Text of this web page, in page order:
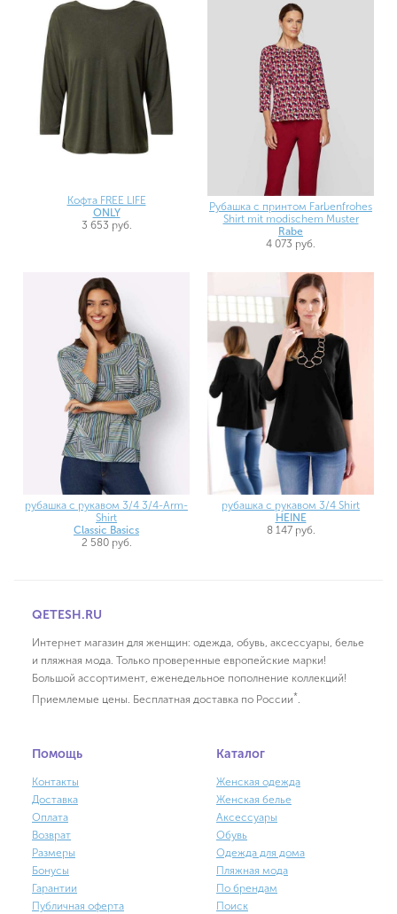
Кофта FREE LIFE
ONLY
3 653 руб.
Рубашка с принтом Farbenfrohes
Shirt mit modischem Muster
Rabe
4 073 руб.
рубашка с рукавом 3/4 3/4-Arm-
Shirt
Classic Basics
2 580 руб.
рубашка с рукавом 3/4 Shirt
HEINE
8 147 руб.
QETESH.RU
Интернет магазин для женщин: одежда, обувь, аксессуары, белье
и пляжная мода. Только проверенные европейские марки!
Большой ассортимент, еженедельное пополнение коллекций!
Приемлемые цены. Бесплатная доставка по России*.
Помощь
Контакты
Доставка
Оплата
Возврат
Размеры
Бонусы
Гарантии
Публичная оферта
Каталог
Женская одежда
Женская белье
Аксессуары
Обувь
Одежда для дома
Пляжная мода
По брендам
Поиск